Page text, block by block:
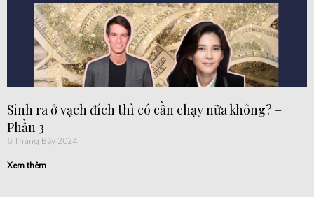
Sinh ra ở vạch đích thì có cần chạy nữa không? –
Phần 3
6 Tháng Bảy 2024
Xem thêm